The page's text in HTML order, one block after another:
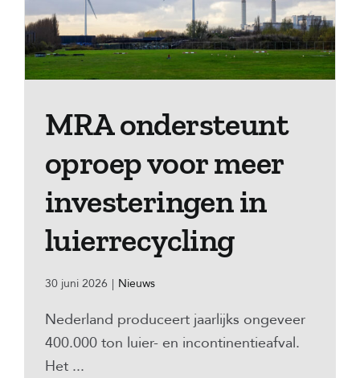
MRA ondersteunt
oproep voor meer
investeringen in
luierrecycling
30 juni 2026 | Nieuws
Nederland produceert jaarlijks ongeveer
400.000 ton luier- en incontinentieafval.
Het ...